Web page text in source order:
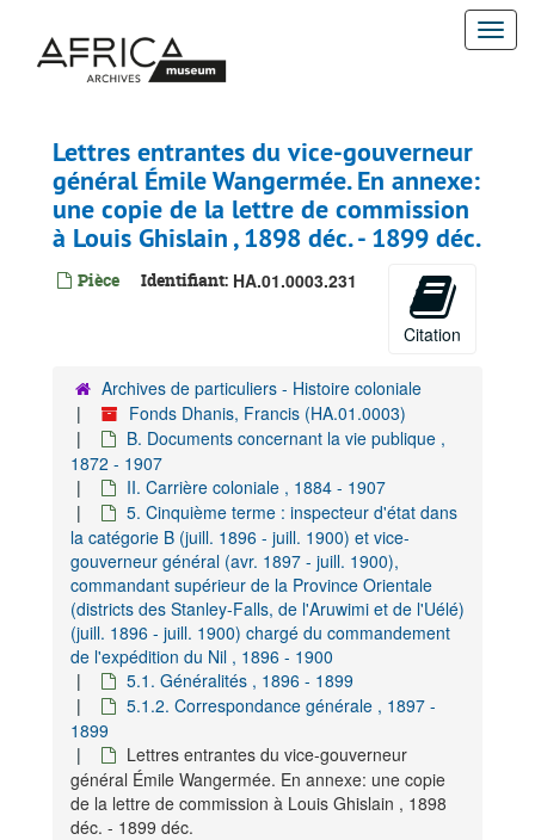
contenu
Lettres entrantes du vice-gouverneur
général Émile Wangermée. En annexe:
une copie de la lettre de commission
à Louis Ghislain , 1898 déc. - 1899 déc.
Pièce Identifiant: HA.01.0003.231
Citation
Archives de particuliers - Histoire coloniale
Fonds Dhanis, Francis (HA.01.0003)
B. Documents concernant la vie publique ,
1872 - 1907
II. Carrière coloniale , 1884 - 1907
5. Cinquième terme : inspecteur d'état dans
la catégorie B (juill. 1896 - juill. 1900) et vice-
gouverneur général (avr. 1897 - juill. 1900),
commandant supérieur de la Province Orientale
(districts des Stanley-Falls, de l'Aruwimi et de l'Uélé)
(juill. 1896 - juill. 1900) chargé du commandement
de l'expédition du Nil , 1896 - 1900
5.1. Généralités , 1896 - 1899
5.1.2. Correspondance générale , 1897 -
1899
Lettres entrantes du vice-gouverneur
général Émile Wangermée. En annexe: une copie
de la lettre de commission à Louis Ghislain , 1898
déc. - 1899 déc.